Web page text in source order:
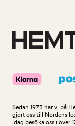
Sedan 1973 har vi på
gjort oss till Nordens
idag besöka oss i över